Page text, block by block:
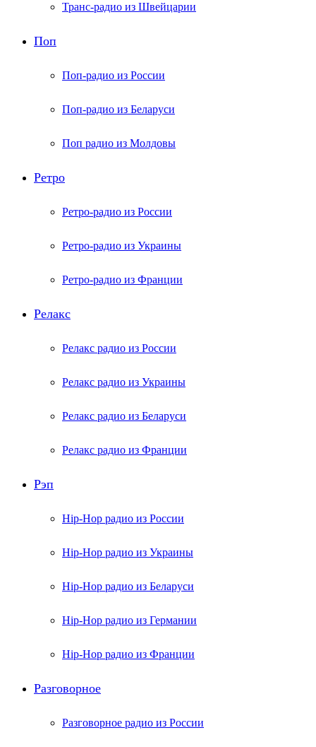
Транс-радио из Швейцарии
Поп
Поп-радио из России
Поп-радио из Беларуси
Поп радио из Молдовы
Ретро
Ретро-радио из России
Ретро-радио из Украины
Ретро-радио из Франции
Релакс
Релакс радио из России
Релакс радио из Украины
Релакс радио из Беларуси
Релакс радио из Франции
Рэп
Hip-Hop радио из России
Hip-Hop радио из Украины
Hip-Hop радио из Беларуси
Hip-Hop радио из Германии
Hip-Hop радио из Франции
Разговорное
Разговорное радио из России